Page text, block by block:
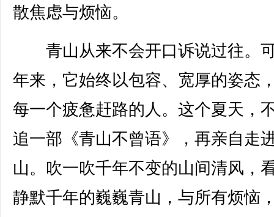
散焦虑与烦恼。
青山从来不会开口诉说过往。
年来，它始终以包容、宽厚的姿态
每一个疲惫赶路的人。这个夏天，
追一部《青山不曾语》，再亲自走
山。吹一吹千年不变的山间清风，
静默千年的巍巍青山，与所有烦恼